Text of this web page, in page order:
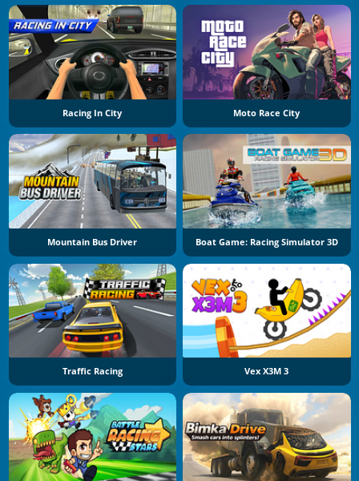
Racing In City Moto Race City
Mountain Bus Driver Boat Game: Racing Simulator 3D
Traffic Racing Vex X3M 3